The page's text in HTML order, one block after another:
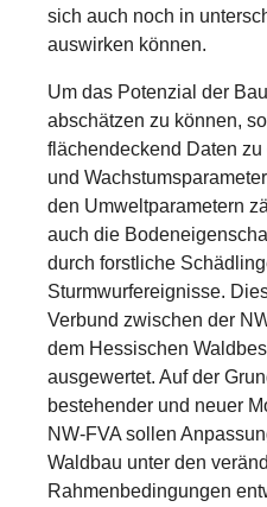
sich auch noch in
auswirken können.
Um das Potenzial der
abschätzen zu können,
flächendeckend Daten
und
den Umweltparametern
auch die
durch forstliche
Sturmwurfereignisse.
Verbund zwischen der
dem Hessischen
ausgewertet. Auf der
bestehender und neuer
NW-FVA sollen
Waldbau unter den
Rahmenbedingungen